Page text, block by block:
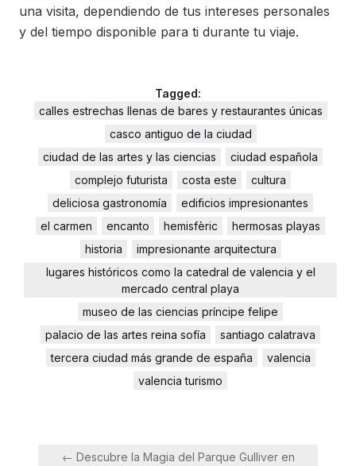
una visita, dependiendo de tus intereses personales
y del tiempo disponible para ti durante tu viaje.
Tagged:
calles estrechas llenas de bares y restaurantes únicas
casco antiguo de la ciudad
ciudad de las artes y las ciencias
ciudad española
complejo futurista
costa este
cultura
deliciosa gastronomía
edificios impresionantes
el carmen
encanto hemisfèric
hermosas playas
historia
impresionante arquitectura
lugares históricos como la catedral de valencia y el
mercado central playa
museo de las ciencias príncipe felipe
palacio de las artes reina sofía
santiago calatrava
tercera ciudad más grande de españa
valencia
valencia turismo
Navegación
← Descubre la Magia del Parque Gulliver en